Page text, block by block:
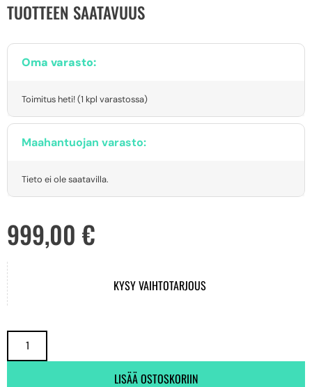
TUOTTEEN SAATAVUUS
Oma varasto:
Toimitus heti! (1 kpl varastossa)
Maahantuojan varasto:
Tieto ei ole saatavilla.
999,00 €
KYSY VAIHTOTARJOUS
LISÄÄ OSTOSKORIIN